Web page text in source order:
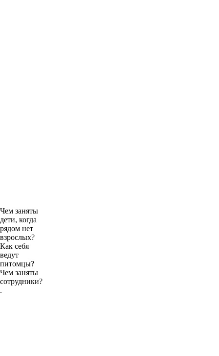
Чем заняты
дети, когда
рядом нет
взрослых?
Как себя
ведут
питомцы?
Чем заняты
сотрудники?
.